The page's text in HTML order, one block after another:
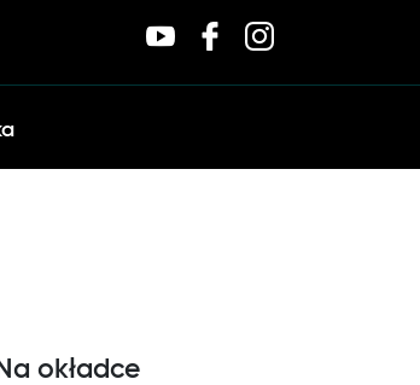
okładce